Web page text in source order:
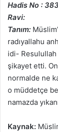
Hadis No :
Ravi:
Tanım:
radıyallahu
idi- Resulullah
şikayet etti.
normalde ne
o müddetçe
namazda
Kaynak: